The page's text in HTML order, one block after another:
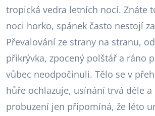
tropická vedra letních nocí. Znáte
noci horko, spánek často nestojí
Převalování ze strany na stranu,
přikrývka, zpocený polštář a ráno
vůbec neodpočinuli. Tělo se v
hůře ochlazuje, usínání trvá déle a
probuzení jen připomíná, že léto